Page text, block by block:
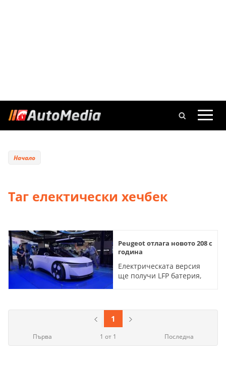
Начало
Таг електически хечбек
Peugeot отлага новото 208 с
година
Електрическата версия
ще получи LFP батерия,
1 от 1 Последна
1
Първа